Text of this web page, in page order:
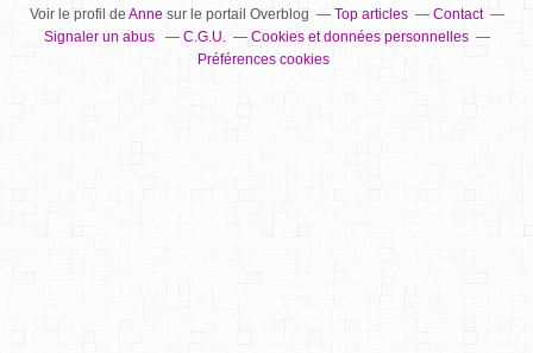
Voir le profil de Annesur le portail Overblog Top articles
Contact
Signaler un abus
C.G.U.
Cookies et données personnelles
Préférences cookies